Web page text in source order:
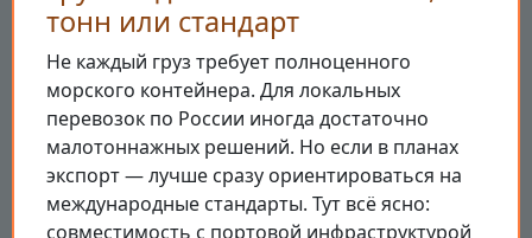
тонн или стандарт
Не каждый груз требует полноценного
морского контейнера. Для локальных
перевозок по России иногда достаточно
малотоннажных решений. Но если в планах
экспорт — лучше сразу ориентироваться на
международные стандарты. Тут всё ясно:
совместимость с портовой инфраструктурой